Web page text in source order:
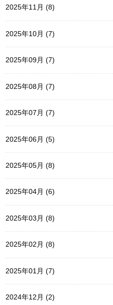
2025年11月 (8)
2025年10月 (7)
2025年09月 (7)
2025年08月 (7)
2025年07月 (7)
2025年06月 (5)
2025年05月 (8)
2025年04月 (6)
2025年03月 (8)
2025年02月 (8)
2025年01月 (7)
2024年12月 (2)